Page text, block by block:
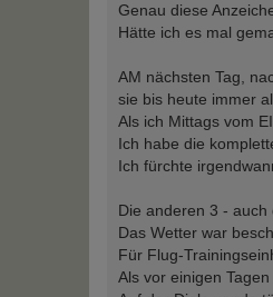
Genau diese
Hätte ich es mal
AM nächsten Tag,
sie bis heute immer
Als ich Mittags vom
Ich habe die
Ich fürchte
Die anderen 3 - auch
Das Wetter war
Für Flug-
Als vor einigen